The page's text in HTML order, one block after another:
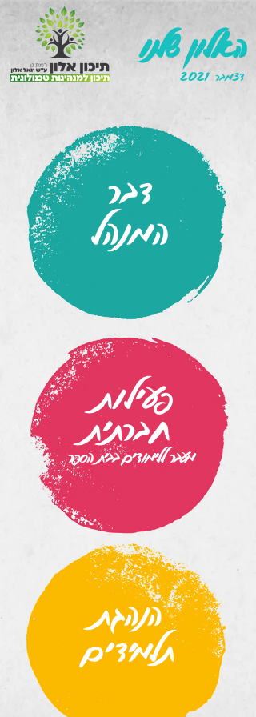
דצמבר 2021
האלון שלנו
פעילות
חברתית
דבר
המנהל
הנהגת
תלמידים
מעבר ללימודים בבית הספר